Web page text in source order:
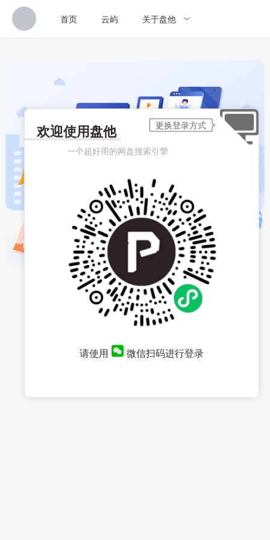
首页 云屿 关于盘他
欢迎使用盘他
一个超好用的网盘搜索引擎
请使用 微信扫码进行登录